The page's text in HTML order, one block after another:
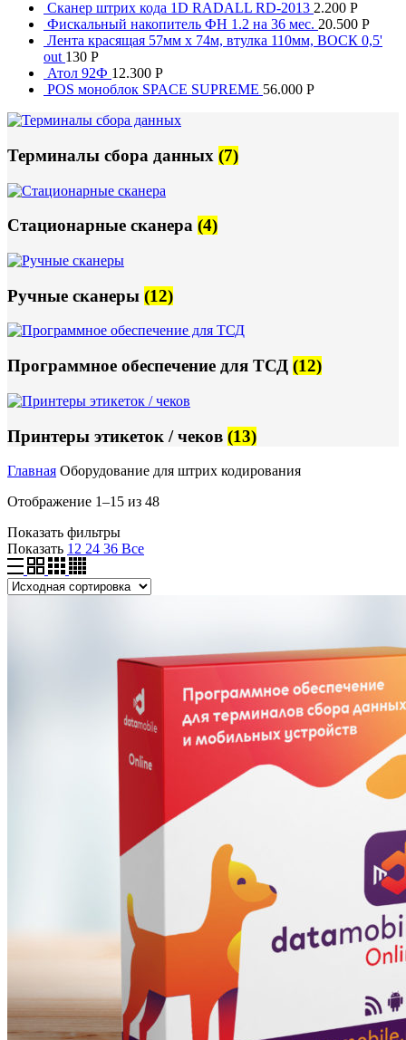
Сканер штрих кода 1D RADALL RD-2013 2.200 Р
Фискальный накопитель ФН 1.2 на 36 мес. 20.500 Р
Лента красящая 57мм х 74м, втулка 110мм, ВОСК 0,5'
out 130 Р
Атол 92Ф 12.300 Р
POS моноблок SPACE SUPREME 56.000 Р
Терминалы сбора данных (7)
Стационарные сканера (4)
Ручные сканеры (12)
Программное обеспечение для ТСД (12)
Принтеры этикеток / чеков (13)
Главная Оборудование для штрих кодирования
Отображение 1–15 из 48
Показать фильтры
Показать 12 24 36 Все